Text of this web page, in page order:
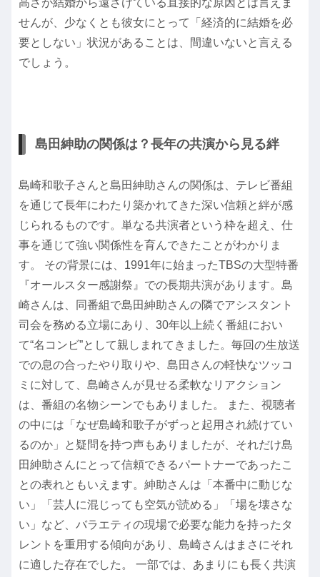
高さが結婚から遠ざけている直接的な原因とは言えま
せんが、少なくとも彼女にとって「経済的に結婚を必
要としない」状況があることは、間違いないと言える
でしょう。
島田紳助の関係は？長年の共演から見る絆
島崎和歌子さんと島田紳助さんの関係は、テレビ番組
を通じて長年にわたり築かれてきた深い信頼と絆が感
じられるものです。単なる共演者という枠を超え、仕
事を通じて強い関係性を育んできたことがわかりま
す。 その背景には、1991年に始まったTBSの大型特番
『オールスター感謝祭』での長期共演があります。島
崎さんは、同番組で島田紳助さんの隣でアシスタント
司会を務める立場にあり、30年以上続く番組におい
て“名コンビ”として親しまれてきました。毎回の生放送
での息の合ったやり取りや、島田さんの軽快なツッコ
ミに対して、島崎さんが見せる柔軟なリアクション
は、番組の名物シーンでもありました。 また、視聴者
の中には「なぜ島崎和歌子がずっと起用され続けてい
るのか」と疑問を持つ声もありましたが、それだけ島
田紳助さんにとって信頼できるパートナーであったこ
との表れともいえます。紳助さんは「本番中に動じな
い」「芸人に混じっても空気が読める」「場を壊さな
い」など、バラエティの現場で必要な能力を持ったタ
レントを重用する傾向があり、島崎さんはまさにそれ
に適した存在でした。 一部では、あまりにも長く共演